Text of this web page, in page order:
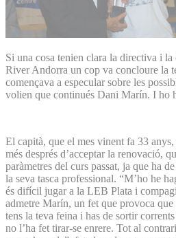
Si una cosa tenien clara la directiva i
River Andorra un cop va concloure la
començava a especular sobre les
volien que continués Dani Marín. I ho
El capità, que el mes vinent fa 33
més després d’acceptar la renovació,
paràmetres del curs passat, ja que ha
la seva tasca professional. “M’ho he
és difícil jugar a la LEB Plata i
admetre Marín, un fet que provoca
tens la teva feina i has de sortir
no l’ha fet tirar-se enrere. Tot al